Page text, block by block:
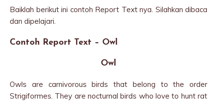
Baiklah berikut ini contoh Report Text nya. Silahkan dibaca
dan dipelajari.
Contoh Report Text – Owl
Owl
Owls are carnivorous birds that belong to the order
Strigiformes. They are nocturnal birds who love to hunt rat